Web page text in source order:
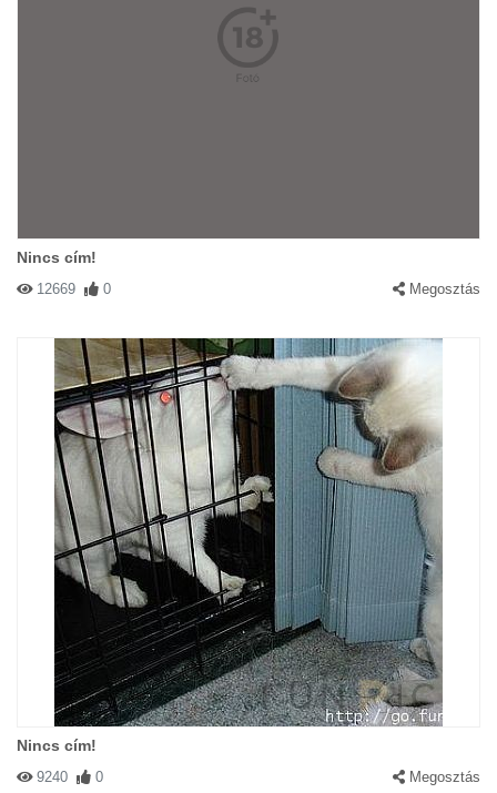
Nincs cím!
12669 0 Megosztás
Nincs cím!
9240 0 Megosztás